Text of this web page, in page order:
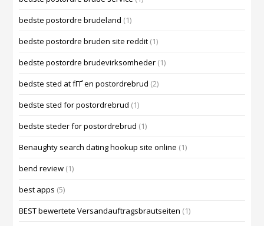
bedste postordre brudeland (1)
bedste postordre bruden site reddit (1)
bedste postordre brudevirksomheder (1)
bedste sted at fГҐ en postordrebrud (2)
bedste sted for postordrebrud (1)
bedste steder for postordrebrud (1)
Benaughty search dating hookup site online (1)
bend review (1)
best apps (5)
BEST bewertete Versandauftragsbrautseiten (1)